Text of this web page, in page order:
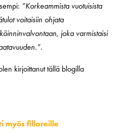
”Korkeammista vuotuisista
voitaisiin ohjata
joka varmistaisi
kirjoittanut tällä blogilla
myös fillareille